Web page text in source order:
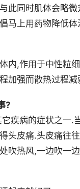
此同时肌体会略
马上用药物降低
内,作用于中性粒
加强而散热过程减
?
疾病的症状之一.
头皮痛.头皮痛往
吹热风,一边吹一